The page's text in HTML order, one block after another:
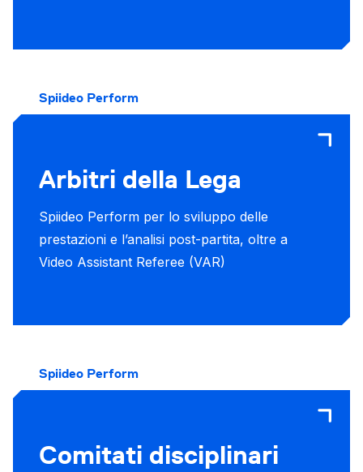
Spiideo Perform
Arbitri della Lega
Spiideo Perform per lo sviluppo delle
prestazioni e l’analisi post-partita, oltre a
Video Assistant Referee (VAR)
Spiideo Perform
Comitati disciplinari